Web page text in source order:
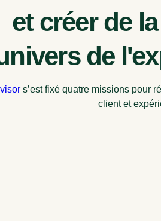
et créer de
de
s’est fixé quatre missions pour
client et